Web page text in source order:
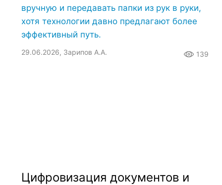
вручную и передавать папки из рук в руки,
хотя технологии давно предлагают более
эффективный путь.
29.06.2026, Зарипов А.А. 139
Цифровизация документов и